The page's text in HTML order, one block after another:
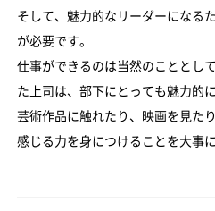
そして、魅力的なリーダーになる
が必要です。
仕事ができるのは当然のこととし
た上司は、部下にとっても魅力的
芸術作品に触れたり、映画を見た
感じる力を身につけることを大事